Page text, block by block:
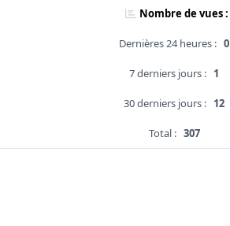
Nombre de vues :
Dernières 24 heures : 0
7 derniers jours : 1
30 derniers jours : 12
Total : 307